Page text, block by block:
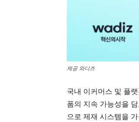
제공 와디즈
국내 이커머스 및 플
폼의 지속 가능성을
으로 제재 시스템을